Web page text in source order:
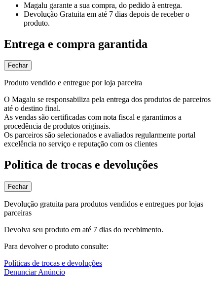
Magalu garante a sua compra, do pedido à entrega.
Devolução Gratuita em até 7 dias depois de receber o
produto.
Entrega e compra garantida
Fechar
Produto vendido e entregue por loja parceira
O Magalu se responsabiliza pela entrega dos produtos de parceiros
até o destino final.
As vendas são certificadas com nota fiscal e garantimos a
procedência de produtos originais.
Os parceiros são selecionados e avaliados regularmente portal
excelência no serviço e reputação com os clientes
Política de trocas e devoluções
Fechar
Devolução gratuita para produtos vendidos e entregues por lojas
parceiras
Devolva seu produto em até 7 dias do recebimento.
Para devolver o produto consulte:
Políticas de trocas e devoluções
Denunciar Anúncio